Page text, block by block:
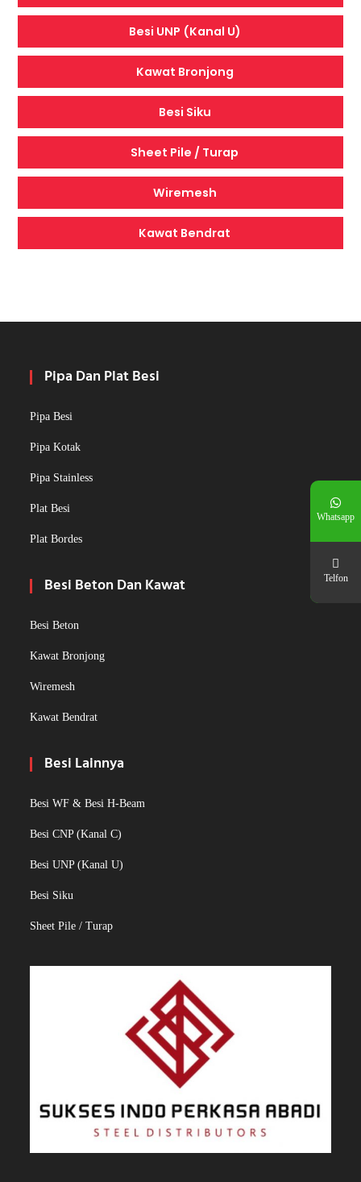
Besi UNP (Kanal U)
Kawat Bronjong
Besi Siku
Sheet Pile / Turap
Wiremesh
Kawat Bendrat
Pipa Dan Plat Besi
Pipa Besi
Pipa Kotak
Pipa Stainless
Plat Besi
Plat Bordes
Besi Beton Dan Kawat
Besi Beton
Kawat Bronjong
Wiremesh
Kawat Bendrat
Besi Lainnya
Besi WF & Besi H-Beam
Besi CNP (Kanal C)
Besi UNP (Kanal U)
Besi Siku
Sheet Pile / Turap
Whatsapp
Telfon